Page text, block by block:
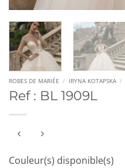
ROBES DE MARIÉE / IRYNA KOTAPSKA /
Ref : BL 1909L
Couleur(s) disponible(s)